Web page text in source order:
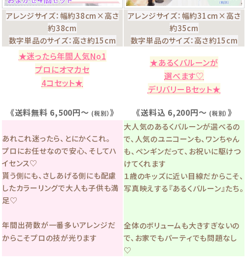
アレンジサイズ：幅約38cm×高さ
約38cm
数字単品のサイズ：高さ約15cm
アレンジサイズ：幅約31cm×高さ
約35cm
数字単品のサイズ：高さ約15cm
★迷ったら年間人気No1
プロにオマカセ
4コセット★
★あるくバルーンが
選べます♡
デリバリーBセット★
《送料無料 6,500円〜 (税別）》 《送料込 6,200円〜 (税別） 》
あれこれ迷ったら、とにかくこれ。
プロにお任せなので安心、そしてハ
イセンス♡
貰う側にも、さしあげる側にも配慮
したカラーリングで大人も子供も満
足♡
年間出荷数が一番多いアレンジだ
からこそプロの技が光ります
大人気のあるくバルーンが選べるの
で、人気のユニコーンも、ワンちゃん
も、ペンギンだって、お祝いに駆けつ
けてくれます
１歳のキッズに近い目線だからこそ、
写真映えする『あるくバルーン』たち。
全体のボリュームも大きすぎないの
で、お家でもパーティでも問題なし
♡